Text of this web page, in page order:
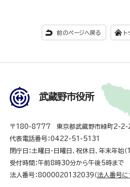
前のページへ戻る
武蔵野市役所
〒180-8777 東京都武蔵野市緑町2-2-
代表電話番号：0422-51-5131
閉庁日：土曜日・日曜日、祝休日、年末年始
受付時間：午前8時30分から午後5時まで
法人番号：8000020132039（ 法人番号に